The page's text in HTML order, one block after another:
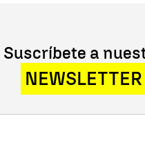
Suscríbete a
NEWSLETTER